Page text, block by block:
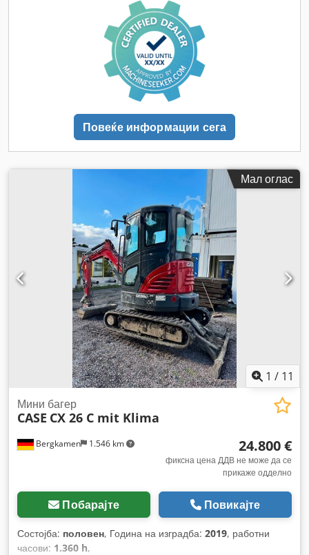
Повеќе информации сега
Мал оглас
1 / 11
Bergkamen 1.546 km
Мини багер
CASE CX 26 C mit Klima
24.800 €
фиксна цена ДДВ не може да се
прикаже одделно
Побарајте Повикајте
Состојба: половен, Година на изградба: 2019, работни
часови: 1.360 h,